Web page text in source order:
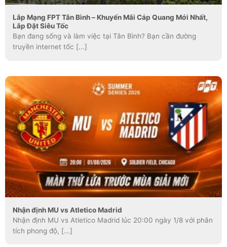
Lắp Mạng FPT Tân Bình – Khuyến Mãi Cáp Quang Mới Nhất,
Lắp Đặt Siêu Tốc
Bạn đang sống và làm việc tại Tân Bình? Bạn cần đường
truyền internet tốc [...]
Nhận định MU vs Atletico Madrid
Nhận định MU vs Atletico Madrid lúc 20:00 ngày 1/8 với phân
tích phong độ, [...]